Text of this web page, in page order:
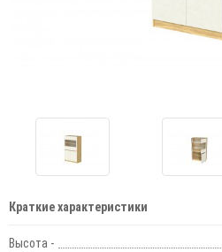
Краткие характеристики
Высота -